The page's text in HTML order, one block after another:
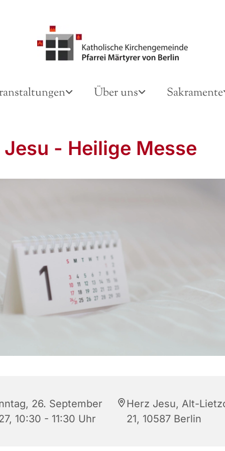
Über uns Sakramente
Jesu - Heilige Messe
26. September
10:30 - 11:30 Uhr
Herz Jesu, Alt-
21, 10587 Berlin